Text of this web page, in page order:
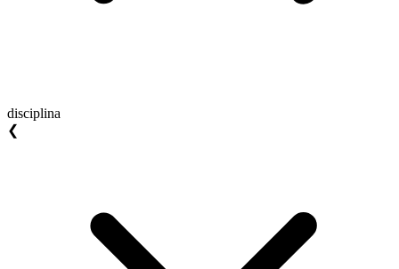
disciplina
❮